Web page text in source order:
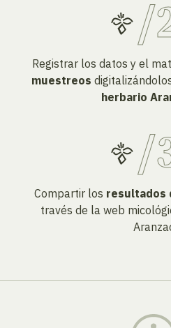
Registrar los datos y el
muestreos
herbario
Compartir los resultados
través de la web